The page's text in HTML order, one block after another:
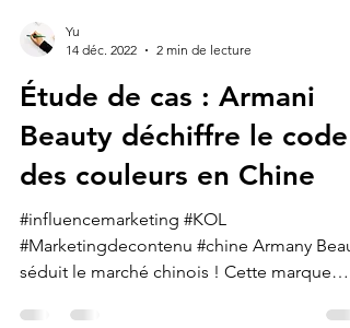
14 déc. 2022
2 min de lecture
Étude de cas : Armani
Beauty déchiffre le code
des couleurs en Chine
#influencemarketing #KOL
#Marketingdecontenu #chine Armany
séduit le marché chinois ! Cette marque